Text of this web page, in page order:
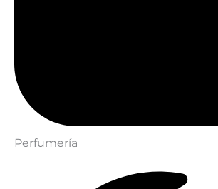
Perfumería